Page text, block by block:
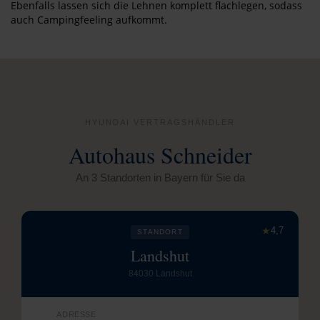
Ebenfalls lassen sich die Lehnen komplett flachlegen, sodass
auch Campingfeeling aufkommt.
Autohaus Schneider
An 3 Standorten in Bayern für Sie da
★4,7
STANDORT
Landshut
84030 Landshut
ADRESSE